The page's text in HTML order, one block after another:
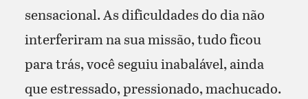
sensacional. As dificuldades do dia não
interferiram na sua missão, tudo ficou
para trás, você seguiu inabalável, ainda
que estressado, pressionado, machucado.